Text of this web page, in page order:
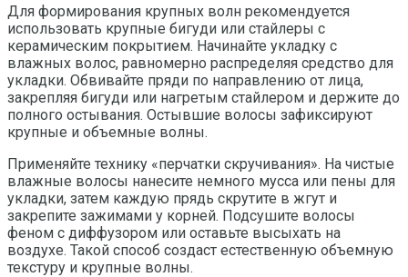
Для формирования крупных волн рекомендуется
использовать крупные бигуди или стайлеры с
керамическим покрытием. Начинайте укладку с
влажных волос, равномерно распределяя средство для
укладки. Обвивайте пряди по направлению от лица,
закрепляя бигуди или нагретым стайлером и держите до
полного остывания. Остывшие волосы зафиксируют
крупные и объемные волны.
Применяйте технику «перчатки скручивания». На чистые
влажные волосы нанесите немного мусса или пены для
укладки, затем каждую прядь скрутите в жгут и
закрепите зажимами у корней. Подсушите волосы
феном с диффузором или оставьте высыхать на
воздухе. Такой способ создаст естественную объемную
текстуру и крупные волны.